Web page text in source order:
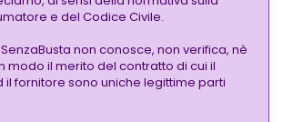
e del Codice Civile.
non conosce, non verifica, nè
modo il merito del contratto di cui il
fornitore sono uniche legittime parti